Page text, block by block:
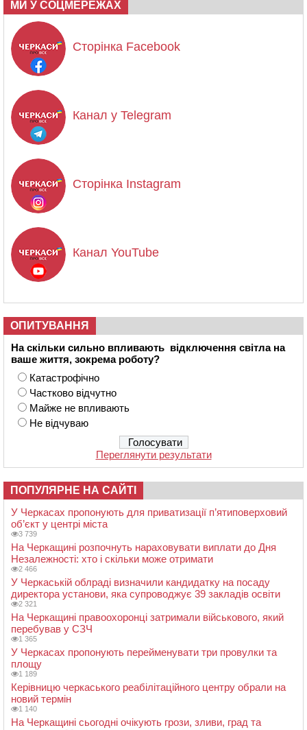
МИ У СОЦМЕРЕЖАХ
Сторінка Facebook
Канал у Telegram
Сторінка Instagram
Канал YouTube
ОПИТУВАННЯ
На скільки сильно впливають відключення світла на
ваше життя, зокрема роботу?
Катастрофічно
Частково відчутно
Майже не впливають
Не відчуваю
Переглянути результати
ПОПУЛЯРНЕ НА САЙТІ
У Черкасах пропонують для приватизації п’ятиповерховий
об’єкт у центрі міста
3 739
На Черкащині розпочнуть нараховувати виплати до Дня
Незалежності: хто і скільки може отримати
2 466
У Черкаській облраді визначили кандидатку на посаду
директора установи, яка супроводжує 39 закладів освіти
2 321
На Черкащині правоохоронці затримали військового, який
перебував у СЗЧ
1 365
У Черкасах пропонують перейменувати три провулки та
площу
1 189
Керівницю черкаського реабілітаційного центру обрали на
новий термін
1 140
На Черкащині сьогодні очікують грози, зливи, град та